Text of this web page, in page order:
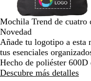
y
alejar
y
flechas
para
moverte
por
Mochila Trend de cuatro
Novedad
Añade tu logotipo a esta
tus esenciales
Hecho de poliéster 600D
Descubre más detalles